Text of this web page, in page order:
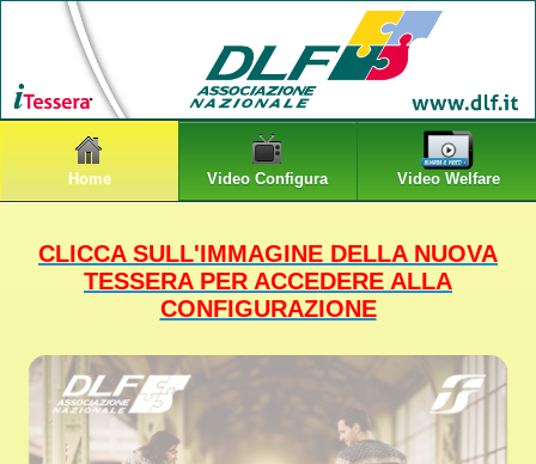
Home Video Configura Video Welfare
CLICCA SULL'IMMAGINE DELLA NUOVA
TESSERA PER ACCEDERE ALLA
CONFIGURAZIONE